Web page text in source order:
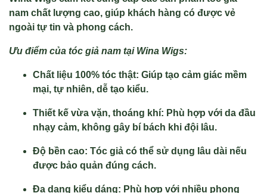
nam chất lượng cao, giúp khách hàng có được vẻ
ngoài tự tin và phong cách.
Ưu điểm của tóc giả nam tại Wina Wigs:
Chất liệu 100% tóc thật: Giúp tạo cảm giác mềm
mại, tự nhiên, dễ tạo kiểu.
Thiết kế vừa vặn, thoáng khí: Phù hợp với da đầu
nhạy cảm, không gây bí bách khi đội lâu.
Độ bền cao: Tóc giả có thể sử dụng lâu dài nếu
được bảo quản đúng cách.
Đa dạng kiểu dáng: Phù hợp với nhiều phong